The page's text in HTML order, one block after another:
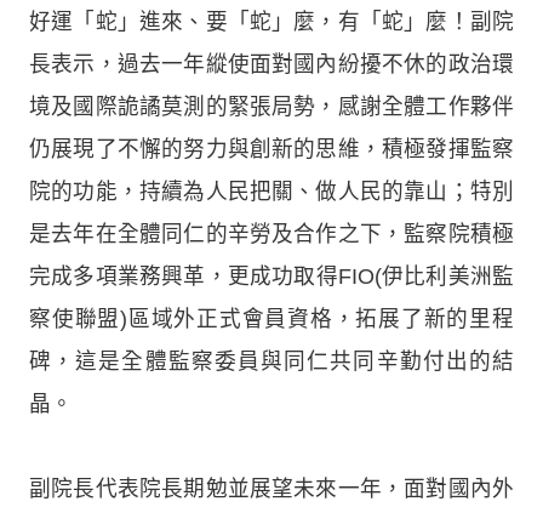
好運「蛇」進來、要「蛇」麼，有「蛇」麼！副院
長表示，過去一年縱使面對國內紛擾不休的政治環
境及國際詭譎莫測的緊張局勢，感謝全體工作夥伴
仍展現了不懈的努力與創新的思維，積極發揮監察
院的功能，持續為人民把關、做人民的靠山；特別
是去年在全體同仁的辛勞及合作之下，監察院積極
完成多項業務興革，更成功取得FIO(伊比利美洲監
察使聯盟)區域外正式會員資格，拓展了新的里程
碑，這是全體監察委員與同仁共同辛勤付出的結
晶。
副院長代表院長期勉並展望未來一年，面對國內外